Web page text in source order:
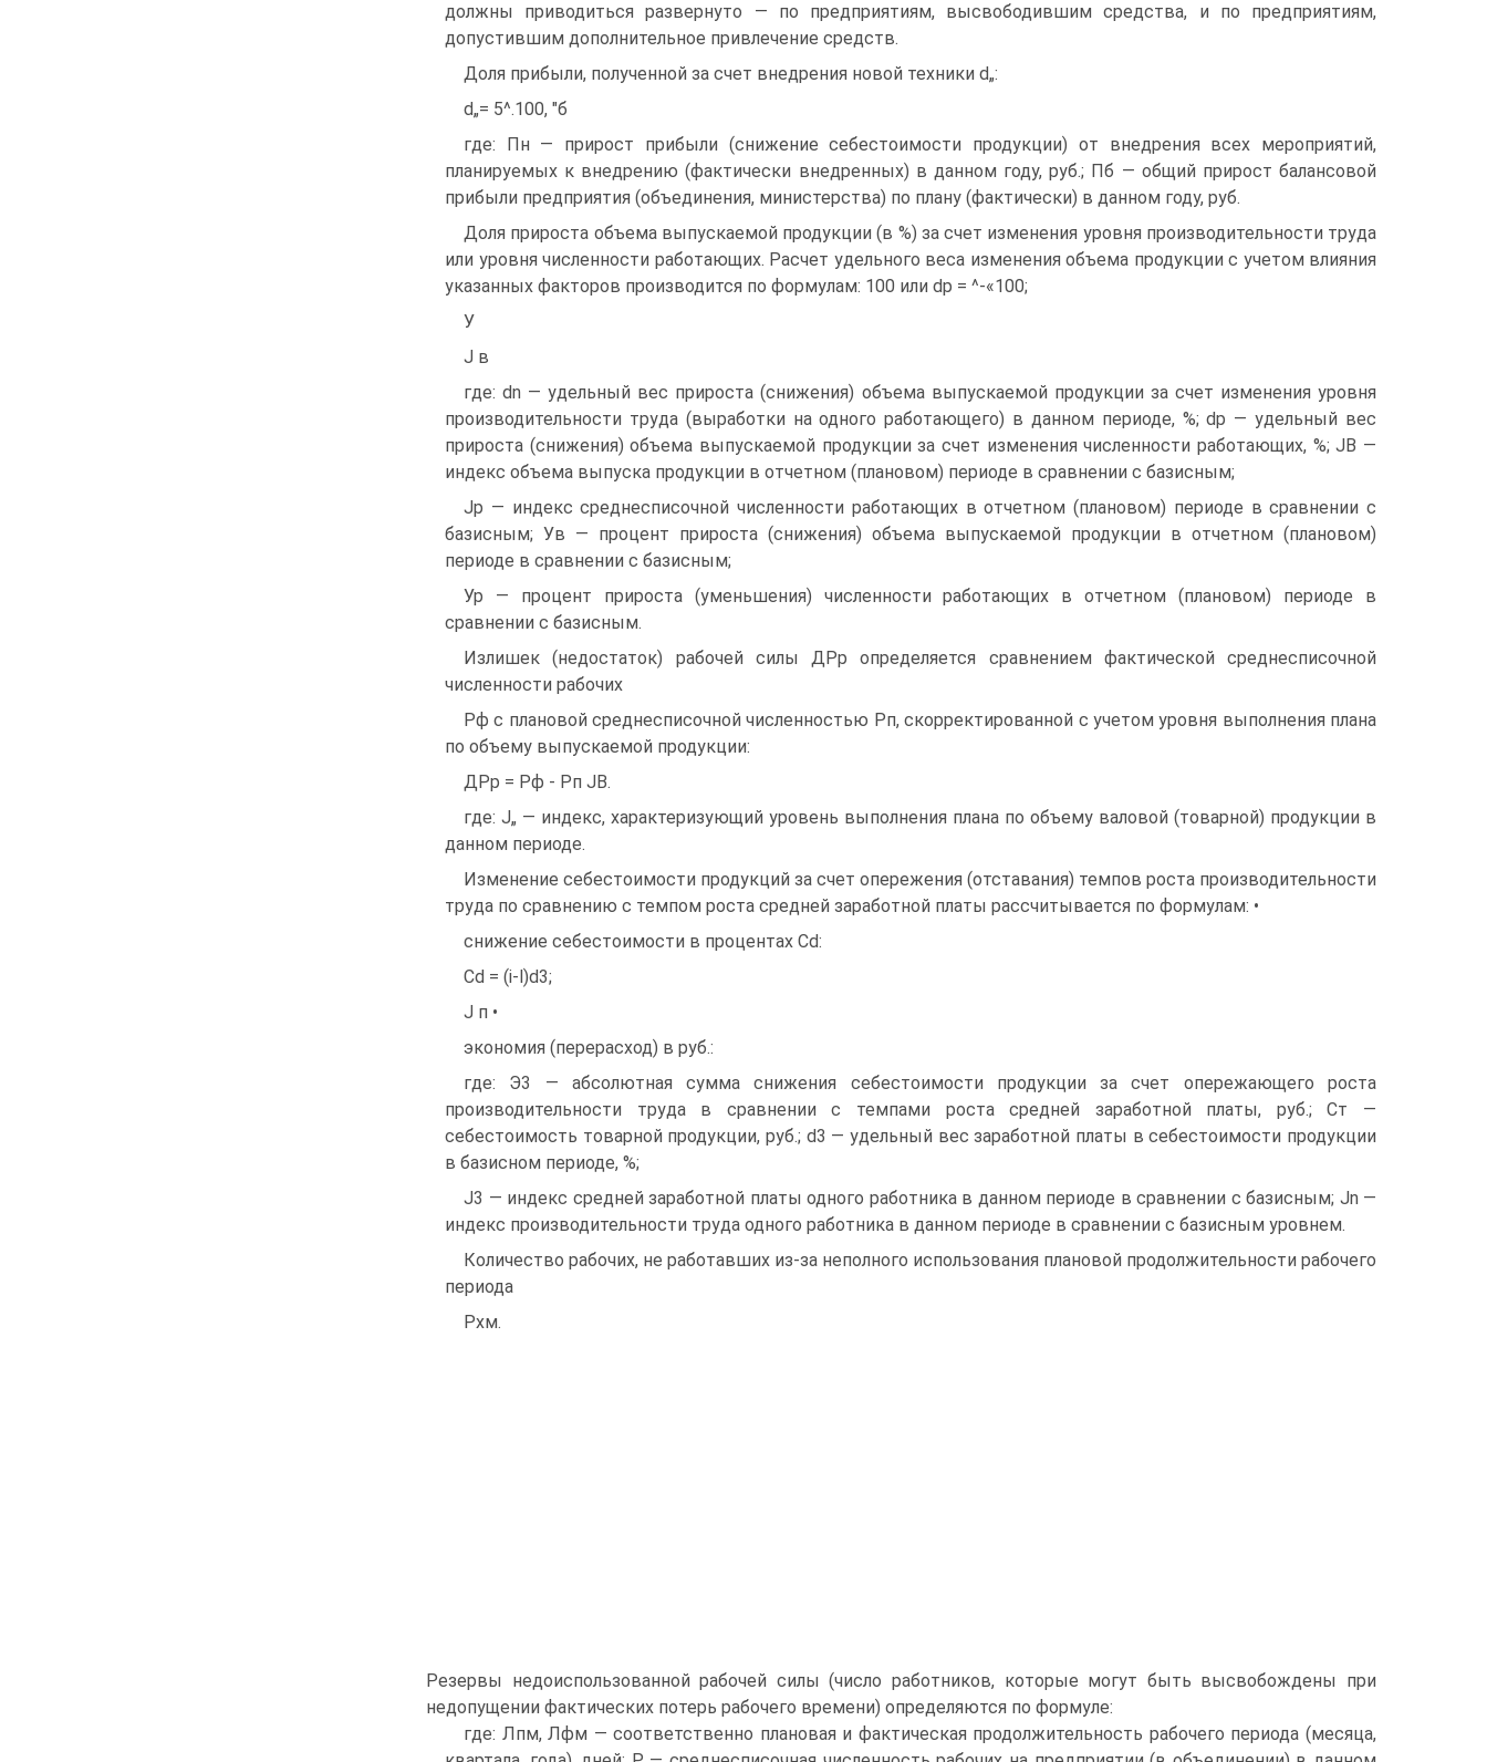
должны приводиться развернуто — по предприятиям, высвободившим средства, и по предприятиям,
допустившим дополнительное привлечение средств.
Доля прибыли, полученной за счет внедрения новой техники d„:
d„= 5^.100, "б
где: Пн — прирост прибыли (снижение себестоимости продукции) от внедрения всех мероприятий,
планируемых к внедрению (фактически внедренных) в данном году, руб.; Пб — общий прирост балансовой
прибыли предприятия (объединения, министерства) по плану (фактически) в данном году, руб.
Доля прироста объема выпускаемой продукции (в %) за счет изменения уровня производительности труда
или уровня численности работающих. Расчет удельного веса изменения объема продукции с учетом влияния
указанных факторов производится по формулам: 100 или dp = ^-«100;
У
J в
где: dn — удельный вес прироста (снижения) объема выпускаемой продукции за счет изменения уровня
производительности труда (выработки на одного работающего) в данном периоде, %; dp — удельный вес
прироста (снижения) объема выпускаемой продукции за счет изменения численности работающих, %; JB —
индекс объема выпуска продукции в отчетном (плановом) периоде в сравнении с базисным;
Jp — индекс среднесписочной численности работающих в отчетном (плановом) периоде в сравнении с
базисным; Ув — процент прироста (снижения) объема выпускаемой продукции в отчетном (плановом)
периоде в сравнении с базисным;
Ур — процент прироста (уменьшения) численности работающих в отчетном (плановом) периоде в
сравнении с базисным.
Излишек (недостаток) рабочей силы ДРр определяется сравнением фактической среднесписочной
численности рабочих
Рф с плановой среднесписочной численностью Рп, скорректированной с учетом уровня выполнения плана
по объему выпускаемой продукции:
ДРр = Рф - Рп JB.
где: J„ — индекс, характеризующий уровень выполнения плана по объему валовой (товарной) продукции в
данном периоде.
Изменение себестоимости продукций за счет опережения (отставания) темпов роста производительности
труда по сравнению с темпом роста средней заработной платы рассчитывается по формулам: •
снижение себестоимости в процентах Cd:
Cd = (i-l)d3;
J п •
экономия (перерасход) в руб.:
где: Э3 — абсолютная сумма снижения себестоимости продукции за счет опережающего роста
производительности труда в сравнении с темпами роста средней заработной платы, руб.; Ст —
себестоимость товарной продукции, руб.; d3 — удельный вес заработной платы в себестоимости продукции
в базисном периоде, %;
J3 — индекс средней заработной платы одного работника в данном периоде в сравнении с базисным; Jn —
индекс производительности труда одного работника в данном периоде в сравнении с базисным уровнем.
Количество рабочих, не работавших из-за неполного использования плановой продолжительности рабочего
периода
Рхм.
Резервы недоиспользованной рабочей силы (число работников, которые могут быть высвобождены при
недопущении фактических потерь рабочего времени) определяются по формуле:
где: Лпм, Лфм — соответственно плановая и фактическая продолжительность рабочего периода (месяца,